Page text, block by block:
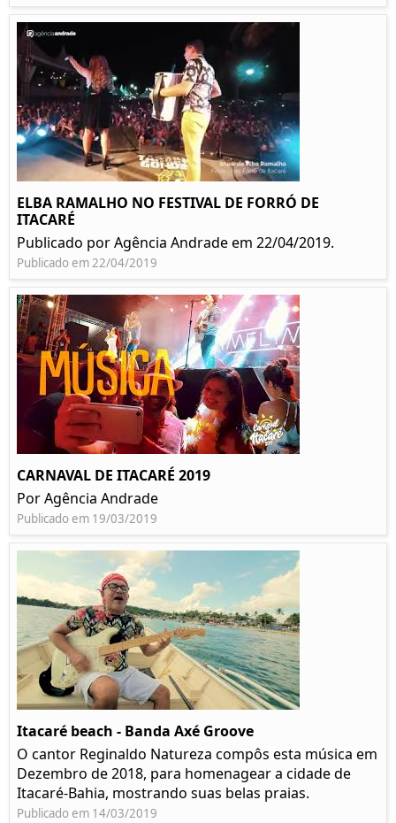
ELBA RAMALHO NO FESTIVAL DE FORRÓ DE
ITACARÉ
Publicado por Agência Andrade em 22/04/2019.
Publicado em 22/04/2019
CARNAVAL DE ITACARÉ 2019
Por Agência Andrade
Publicado em 19/03/2019
Itacaré beach - Banda Axé Groove
O cantor Reginaldo Natureza compôs esta música em
Dezembro de 2018, para homenagear a cidade de
Itacaré-Bahia, mostrando suas belas praias.
Publicado em 14/03/2019